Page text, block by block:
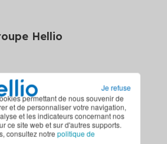
permettant de nous souvenir de
et de personnaliser votre navigation,
et les indicateurs concernant nos
ce site web et sur d'autres supports.
consultez notre politique de
Je refuse
Hellio